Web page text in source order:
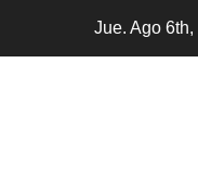
Jue. Ago